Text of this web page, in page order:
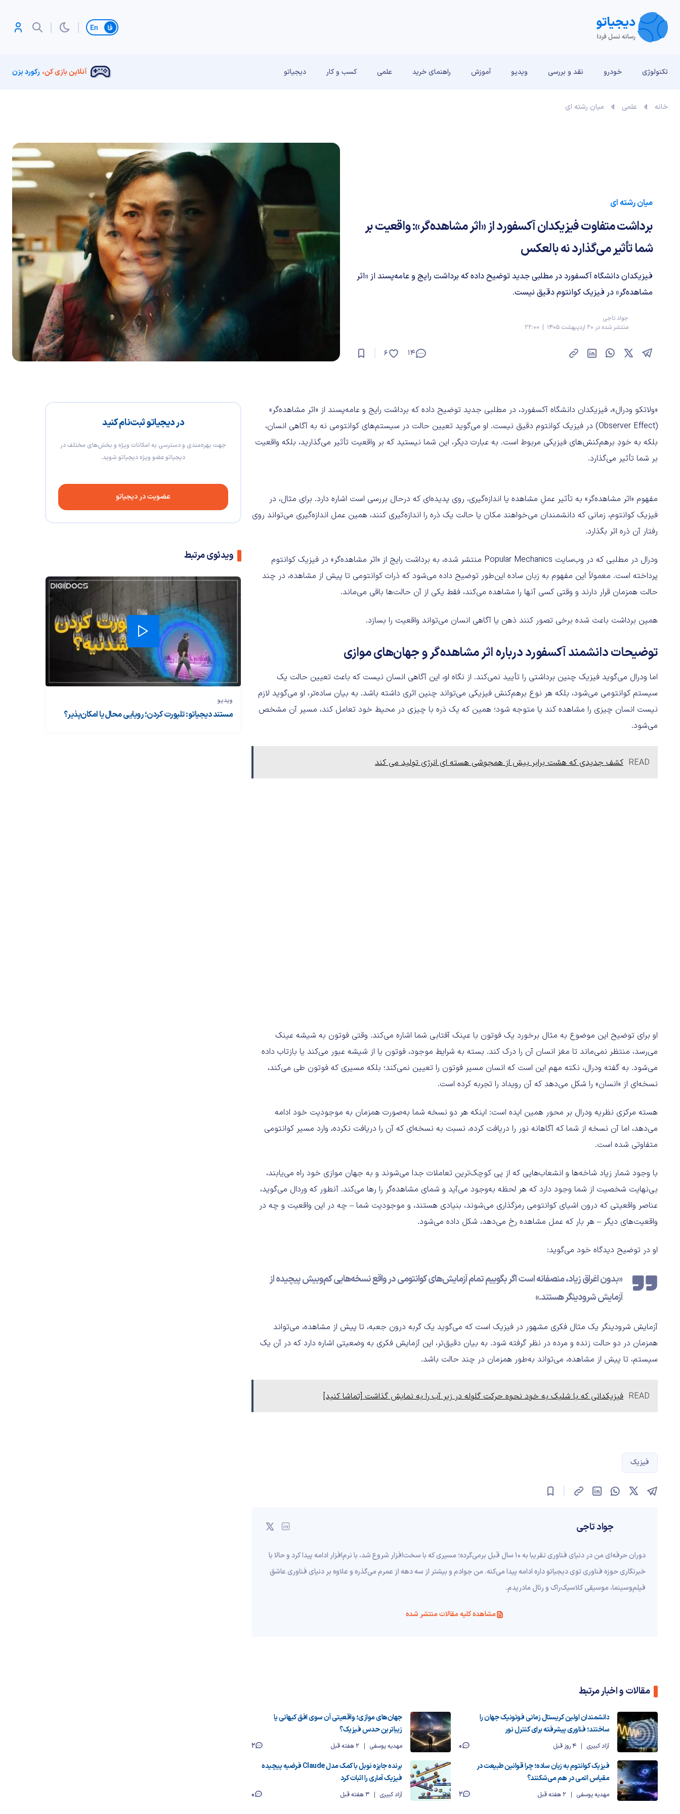
تغییر زبان
تکنولوژی خودرو نقد و بررسی‌ ویدیو آموزش راهنمای خرید علمی کسب و کار دیجیاتو آنلاین بازی کن، رکورد بزن
خانه علمی میان رشته ای
میان رشته ای
برداشت متفاوت فیزیکدان آکسفورد از «اثر مشاهده‌گر»: واقعیت بر
شما تأثیر می‌گذارد نه بالعکس
فیزیکدان دانشگاه آکسفورد در مطلبی جدید توضیح داده که برداشت رایج و عامه‌پسند از «اثر
مشاهده‌گر» در فیزیک کوانتوم دقیق نیست.
جواد تاجی
منتشر شده در 20 اردیبهشت 1405 | 22:00
14
6
در دیجیاتو ثبت‌نام کنید
جهت بهره‌مندی و دسترسی به امکانات ویژه و بخش‌های مختلف در
دیجیاتو عضو ویژه دیجیاتو شوید.
عضویت در دیجیاتو
ویدئوی مرتبط
ویدیو
مستند دیجیاتو: تلپورت کردن؛ رویایی محال یا امکان‌پذیر؟
«ولاتکو ودرال»، فیزیکدان دانشگاه آکسفورد، در مطلبی جدید توضیح داده که برداشت رایج و عامه‌پسند از «اثر مشاهده‌گر»
(Observer Effect) در فیزیک کوانتوم دقیق نیست. او می‌گوید تعیین حالت در سیستم‌های کوانتومی نه به آگاهی انسان،
بلکه به خودِ برهم‌کنش‌های فیزیکی مربوط است. به عبارت دیگر، این شما نیستید که بر واقعیت تأثیر می‌گذارید، بلکه واقعیت
بر شما تأثیر می‌گذارد.
مفهوم «اثر مشاهده‌گر» به تأثیر عملِ مشاهده یا اندازه‌گیری، روی پدیده‌ای که درحال بررسی است اشاره دارد. برای مثال، در
فیزیک کوانتوم، زمانی که دانشمندان می‌خواهند مکان یا حالت یک ذره را اندازه‌گیری کنند، همین عمل اندازه‌گیری می‌تواند روی
رفتار آن ذره اثر بگذارد.
ودرال در مطلبی که در وب‌سایت Popular Mechanics منتشر شده، به برداشت رایج از «اثر مشاهده‌گر» در فیزیک کوانتوم
پرداخته است. معمولاً این مفهوم به زبان ساده این‌طور توضیح داده می‌شود که ذرات کوانتومی تا پیش از مشاهده، در چند
حالت همزمان قرار دارند و وقتی کسی آنها را مشاهده می‌کند، فقط یکی از آن حالت‌ها باقی می‌ماند.
همین برداشت باعث شده برخی تصور کنند ذهن یا آگاهی انسان می‌تواند واقعیت را بسازد.
توضیحات دانشمند آکسفورد درباره اثر مشاهده‌گر و جهان‌های موازی
اما ودرال می‌گوید فیزیک چنین برداشتی را تأیید نمی‌کند. از نگاه او، این آگاهی انسان نیست که باعث تعیین حالت یک
سیستم کوانتومی می‌شود، بلکه هر نوع برهم‌کنش فیزیکی می‌تواند چنین اثری داشته باشد. به بیان ساده‌تر، او می‌گوید لازم
نیست انسان چیزی را مشاهده کند یا متوجه شود؛ همین که یک ذره با چیزی در محیط خود تعامل کند، مسیر آن مشخص
می‌شود.
READ کشف جدیدی که هشت برابر بیش از همجوشی هسته ای انرژی تولید می کند
او برای توضیح این موضوع به مثال برخورد یک فوتون با عینک آفتابی شما اشاره می‌کند. وقتی فوتون به شیشه عینک
می‌رسد، منتظر نمی‌ماند تا مغز انسان آن را درک کند. بسته به شرایط موجود، فوتون یا از شیشه عبور می‌کند یا بازتاب داده
می‌شود. به گفته ودرال، نکته مهم این است که انسان مسیر فوتون را تعیین نمی‌کند؛ بلکه مسیری که فوتون طی می‌کند،
نسخه‌ای از «انسان‌» را شکل می‌دهد که آن رویداد را تجربه کرده است.
هسته مرکزی نظریه ودرال بر محور همین ایده است: اینکه هر دو نسخه شما به‌صورت همزمان به موجودیت خود ادامه
می‌دهد، اما آن نسخه از شما که آگاهانه نور را دریافت کرده، نسبت به نسخه‌ای که آن را دریافت نکرده، وارد مسیر کوانتومی
متفاوتی شده است.
با وجود شمار زیاد شاخه‌ها و انشعاب‌هایی که از پی کوچک‌ترین تعاملات جدا می‌شوند و به جهان موازی خود راه می‌یابند،
بی‌نهایت شخصیت از شما وجود دارد که هر لحظه به‌وجود می‌آید و شمای مشاهده‌گر را رها می‌کند. آنطور که وردال می‌گوید،
عناصر واقعیتی که درون اشیای کوانتومی رمزگذاری می‌شوند، بنیادی هستند، و موجودیت شما – چه در این واقعیت و چه در
واقعیت‌های دیگر – هر بار که عمل مشاهده رخ می‌دهد، شکل داده می‌شود.
او در توضیح دیدگاه خود می‌گوید:
«بدون اغراق زیاد، منصفانه است اگر بگوییم تمام آزمایش‌های کوانتومی در واقع نسخه‌هایی کم‌وبیش پیچیده از
آزمایش شرودینگر هستند.»
آزمایش شرودینگر یک مثال فکری مشهور در فیزیک است که می‌گوید یک گربه درون جعبه، تا پیش از مشاهده، می‌تواند
همزمان در دو حالت زنده و مرده در نظر گرفته شود. به بیان دقیق‌تر، این آزمایش فکری به وضعیتی اشاره دارد که در آن یک
سیستم، تا پیش از مشاهده، می‌تواند به‌طور همزمان در چند حالت باشد.
READ فیزیکدانی که با شلیک به خود نحوه حرکت گلوله در زیر آب را به نمایش گذاشت [تماشا کنید]
فیزیک
جواد تاجی
دوران حرفه‌ای من در دنیای فناوری تقریبا به ۱۰ سال قبل برمی‌گرده؛ مسیری که با سخت‌افزار شروع شد، با نرم‌افزار ادامه پیدا کرد و حالا با
خبرنگاری حوزه فناوری توی دیجیاتو داره ادامه پیدا می‌کنه. من جوادم و بیشتر از سه دهه از عمرم می‌گذره و علاوه بر دنیای فناوری عاشق
فیلم‌و‌سینما، موسیقی کلاسیک‌راک و رئال مادریدم.
مشاهده کلیه مقالات منتشر شده
مقالات و اخبار مرتبط
دانشمندان اولین کریستال زمانی فوتونیک جهان را
ساختند؛ فناوری پیشرفته برای کنترل نور
آزاد کبیری 4 روز قبل 0
جهان‌های موازی؛ واقعیتی آن سوی افق کیهانی یا
زیباترین حدس فیزیک؟
مهدیه یوسفی 2 هفته قبل
2
فیزیک کوانتوم به زبان ساده؛ چرا قوانین طبیعت در
مقیاس اتمی در هم می‌شکنند؟
مهدیه یوسفی 2 هفته قبل 2
برنده جایزه نوبل با کمک مدل Claude فرضیه پیچیده
فیزیک آماری را اثبات کرد
آزاد کبیری 3 هفته قبل 0